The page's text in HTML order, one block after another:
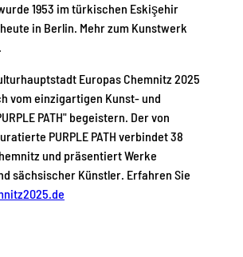
1953 im türkischen Eskişehir
in Berlin. Mehr zum Kunstwerk
.
Europas Chemnitz 2025
vom einzigartigen Kunst- und
PATH" begeistern. Der von
PURPLE PATH verbindet 38
und präsentiert Werke
sächsischer Künstler. Erfahren Sie